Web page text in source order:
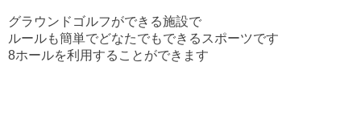
グラウンドゴルフができる施設で
ルールも簡単でどなたでもできるスポーツです
8ホールを利用することができます